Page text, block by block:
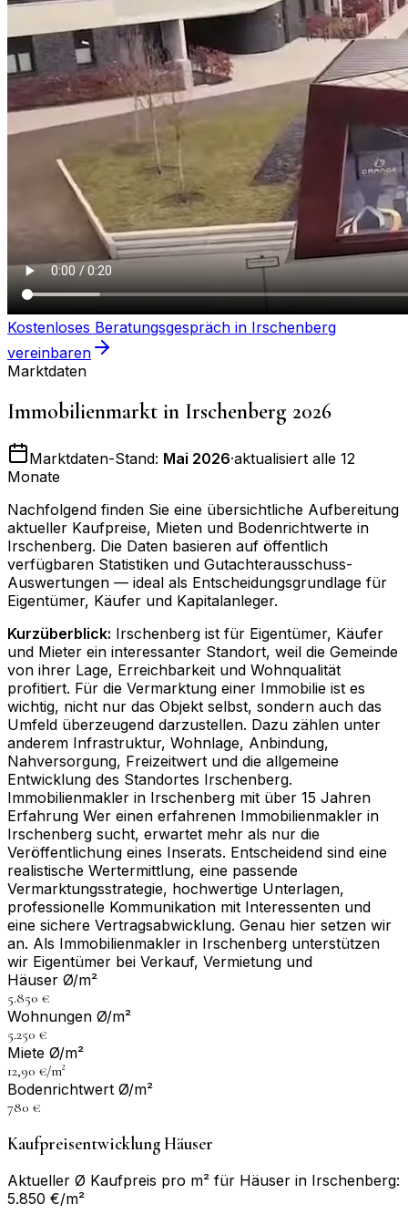
Kostenloses Beratungsgespräch in Irschenberg
vereinbaren
Marktdaten
Immobilienmarkt in Irschenberg 2026
Marktdaten-Stand: Mai 2026·aktualisiert alle 12
Monate
Nachfolgend finden Sie eine übersichtliche Aufbereitung
aktueller Kaufpreise, Mieten und Bodenrichtwerte in
Irschenberg. Die Daten basieren auf öffentlich
verfügbaren Statistiken und Gutachterausschuss-
Auswertungen — ideal als Entscheidungsgrundlage für
Eigentümer, Käufer und Kapitalanleger.
Kurzüberblick: Irschenberg ist für Eigentümer, Käufer
und Mieter ein interessanter Standort, weil die Gemeinde
von ihrer Lage, Erreichbarkeit und Wohnqualität
profitiert. Für die Vermarktung einer Immobilie ist es
wichtig, nicht nur das Objekt selbst, sondern auch das
Umfeld überzeugend darzustellen. Dazu zählen unter
anderem Infrastruktur, Wohnlage, Anbindung,
Nahversorgung, Freizeitwert und die allgemeine
Entwicklung des Standortes Irschenberg.
Immobilienmakler in Irschenberg mit über 15 Jahren
Erfahrung Wer einen erfahrenen Immobilienmakler in
Irschenberg sucht, erwartet mehr als nur die
Veröffentlichung eines Inserats. Entscheidend sind eine
realistische Wertermittlung, eine passende
Vermarktungsstrategie, hochwertige Unterlagen,
professionelle Kommunikation mit Interessenten und
eine sichere Vertragsabwicklung. Genau hier setzen wir
an. Als Immobilienmakler in Irschenberg unterstützen
wir Eigentümer bei Verkauf, Vermietung und
Häuser Ø/m²
5.850 €
Wohnungen Ø/m²
5.250 €
Miete Ø/m²
12,90 €/m²
Bodenrichtwert Ø/m²
780 €
Kaufpreisentwicklung Häuser
Aktueller Ø Kaufpreis pro m² für Häuser in Irschenberg:
5.850 €/m²